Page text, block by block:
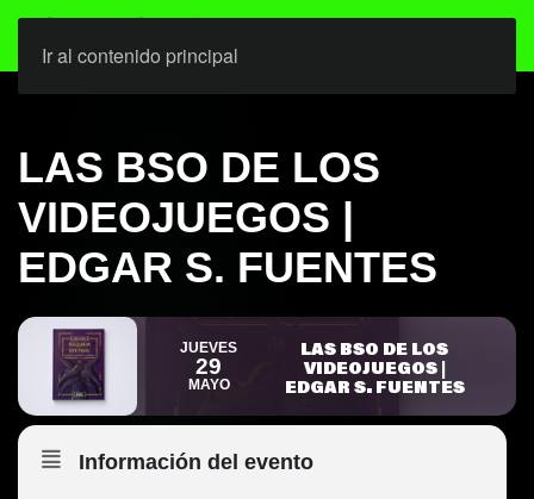
Ir al contenido principal
LAS BSO DE LOS
VIDEOJUEGOS |
EDGAR S. FUENTES
JUEVES
29
MAYO
LAS BSO DE LOS
VIDEOJUEGOS |
EDGAR S. FUENTES
Información del evento